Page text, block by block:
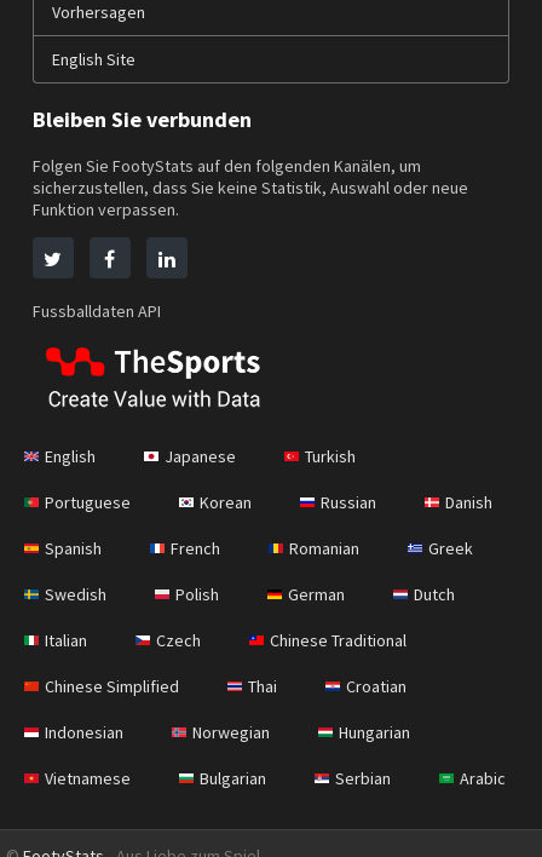
Vorhersagen
English Site
Bleiben Sie verbunden
Folgen Sie FootyStats auf den folgenden Kanälen, um
sicherzustellen, dass Sie keine Statistik, Auswahl oder neue
Funktion verpassen.
Fussballdaten API
English Japanese Turkish
Portuguese Korean Russian Danish
Spanish French Romanian Greek
Swedish Polish German Dutch
Italian Czech Chinese Traditional
Chinese Simplified Thai Croatian
Indonesian Norwegian Hungarian
Vietnamese Bulgarian Serbian Arabic